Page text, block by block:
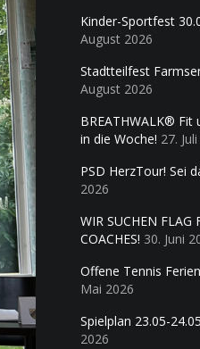
Kinder-Sportfest
August 2026
Stadtteilfest
August 2026
BREATHWALK® Fit
in die Woche! 27.
PSD HerzTour! Sei
2026
WIR SUCHEN FLAG
COACHES! 30. Juni
Offene Tennis
Mai 2026
Spielplan 23.05-
2026